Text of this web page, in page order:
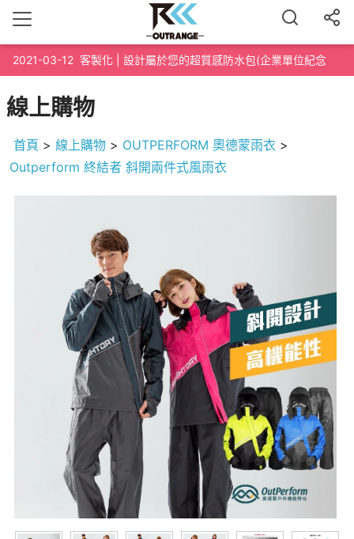
2021-03-12 客製化 | 設計屬於您的超質感防水包(企業單位紀念
線上購物
首頁 > 線上購物 > OUTPERFORM 奧德蒙雨衣 >
Outperform 終結者 斜開兩件式風雨衣